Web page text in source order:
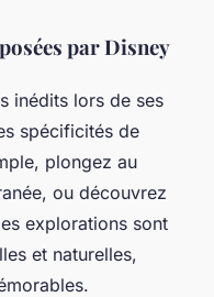
par Disney
inédits lors de ses
spécificités de
plongez au
ou découvrez
explorations sont
et naturelles,